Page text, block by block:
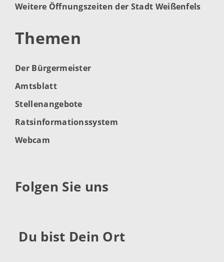
Weitere Öffnungszeiten der Stadt Weißenfels
Themen
Der Bürgermeister
Amtsblatt
Stellenangebote
Ratsinformationssystem
Webcam
Folgen Sie uns
Du bist Dein Ort